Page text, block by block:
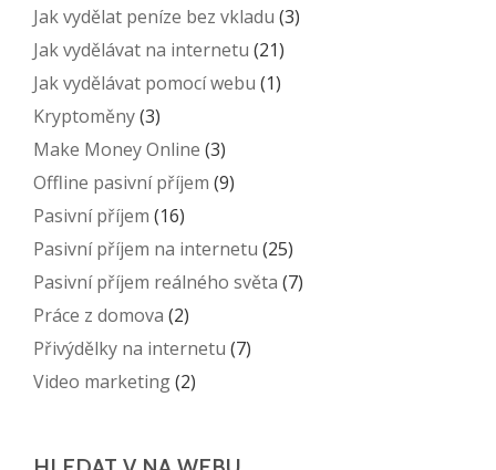
Jak vydělat peníze bez vkladu (3)
Jak vydělávat na internetu (21)
Jak vydělávat pomocí webu (1)
Kryptoměny(3)
Make Money Online (3)
Offline pasivní příjem (9)
Pasivní příjem (16)
Pasivní příjem na internetu (25)
Pasivní příjem reálného světa (7)
Práce z domova (2)
Přivýdělky na internetu (7)
Video marketing(2)